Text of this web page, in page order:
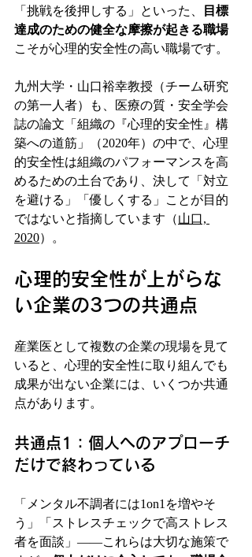
「挑戦を後押しする」といった、
目標
達成のための健全な摩擦が起きる職場
こそが心理的安全性の高い職場です。
九州大学・山口裕幸教授（チーム研究
の第一人者）も、医療の質・安全学会
誌の論文「組織の『心理的安全性』構
築への道筋」（2020年）の中で、心理
的安全性は組織のパフォーマンスを高
めるための土台であり、決して「対立
を避ける」「優しくする」ことが目的
ではないと指摘しています（山口,
2020）。
心理的安全性が上がらな
い企業の3つの共通点
産業医として複数の企業の現場を見て
いると、心理的安全性に取り組んでも
成果が出ない企業には、いくつか共通
点があります。
共通点1：個人へのアプローチ
だけで終わっている
「メンタル不調者には1on1を増やそ
う」「ストレスチェックで高ストレス
者を面談」——これらは大切な施策で